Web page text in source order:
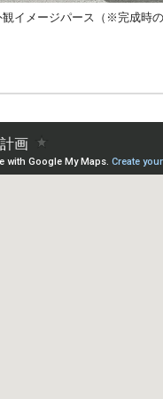
観イメージパース（※完成時